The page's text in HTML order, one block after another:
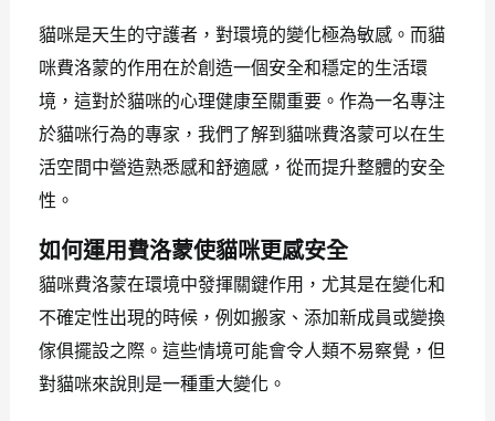
貓咪是天生的守護者，對環境的變化極為敏感。而貓
咪費洛蒙的作用在於創造一個安全和穩定的生活環
境，這對於貓咪的心理健康至關重要。作為一名專注
於貓咪行為的專家，我們了解到貓咪費洛蒙可以在生
活空間中營造熟悉感和舒適感，從而提升整體的安全
性。
如何運用費洛蒙使貓咪更感安全
貓咪費洛蒙在環境中發揮關鍵作用，尤其是在變化和
不確定性出現的時候，例如搬家、添加新成員或變換
傢俱擺設之際。這些情境可能會令人類不易察覺，但
對貓咪來說則是一種重大變化。